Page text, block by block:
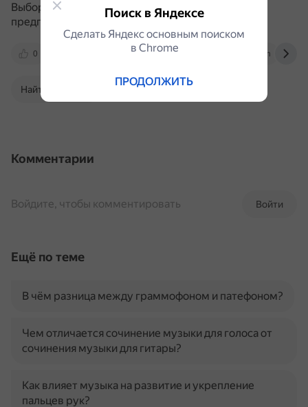
Выбор норвежской музыки зависит от личных
предпочтений.
0 yandex.ru yandex.ru vk.com
Найти в Поиске
Комментарии
Войти
Войдите, чтобы комментировать
Ещё по теме
В чём разница между граммофоном и патефоном?
Чем отличается сочинение музыки для голоса от
сочинения музыки для гитары?
Как влияет музыка на развитие и укрепление
пальцев рук?
Поиск в Яндексе
Сделать Яндекс основным поиском
в Сhrome
ПРОДОЛЖИТЬ